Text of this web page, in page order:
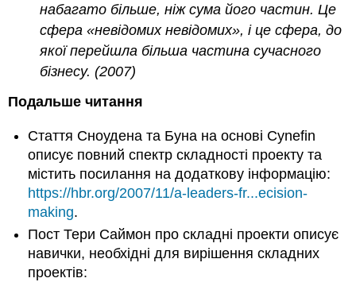
набагато більше, ніж сума його частин. Це
сфера «невідомих невідомих», і це сфера, до
якої перейшла більша частина сучасного
бізнесу. (2007)
Подальше читання
Стаття Сноудена та Буна на основі Cynefin
описує повний спектр складності проекту та
містить посилання на додаткову інформацію:
https://hbr.org/2007/11/a-leaders-fr...ecision-
making.
Пост Тери Саймон про складні проекти описує
навички, необхідні для вирішення складних
проектів: